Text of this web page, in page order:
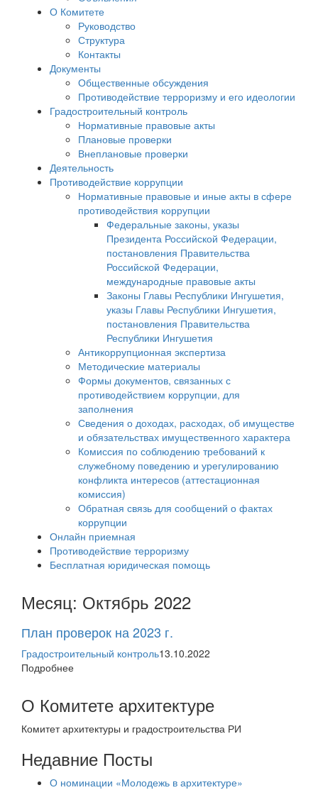
О Комитете
Руководство
Структура
Контакты
Документы
Общественные обсуждения
Противодействие терроризму и его идеологии
Градостроительный контроль
Нормативные правовые акты
Плановые проверки
Внеплановые проверки
Деятельность
Противодействие коррупции
Нормативные правовые и иные акты в сфере
противодействия коррупции
Федеральные законы, указы
Президента Российской Федерации,
постановления Правительства
Российской Федерации,
международные правовые акты
Законы Главы Республики Ингушетия,
указы Главы Республики Ингушетия,
постановления Правительства
Республики Ингушетия
Антикоррупционная экспертиза
Методические материалы
Формы документов, связанных с
противодействием коррупции, для
заполнения
Сведения о доходах, расходах, об имуществе
и обязательствах имущественного характера
Комиссия по соблюдению требований к
служебному поведению и урегулированию
конфликта интересов (аттестационная
комиссия)
Обратная связь для сообщений о фактах
коррупции
Онлайн приемная
Противодействие терроризму
Бесплатная юридическая помощь
Месяц: Октябрь 2022
План проверок на 2023 г.
Градостроительный контроль13.10.2022
Подробнее
О Комитете архитектуре
Комитет архитектуры и градостроительства РИ
Недавние Посты
О номинации «Молодежь в архитектуре»